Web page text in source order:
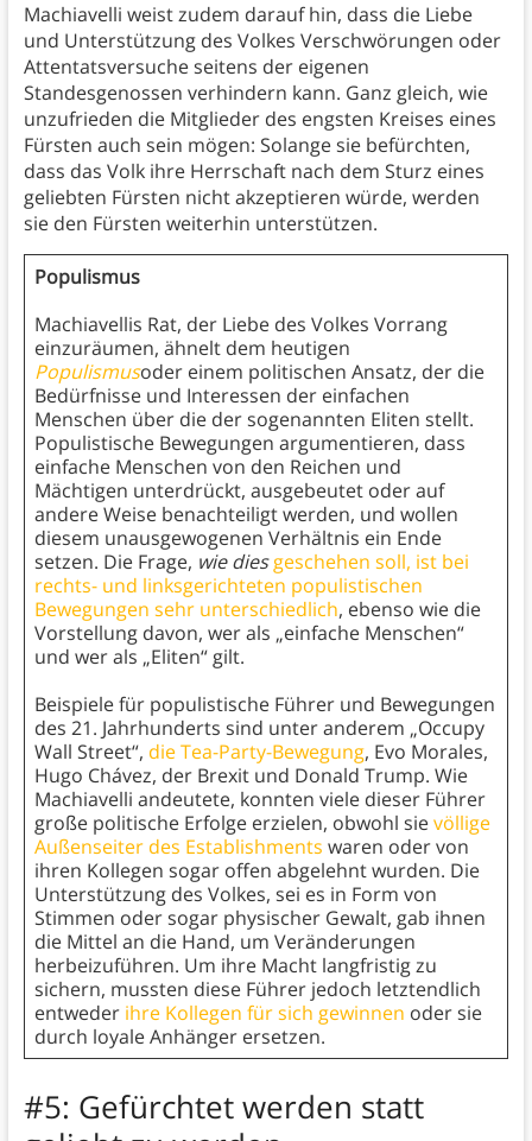
Machiavelli weist zudem darauf hin, dass die Liebe
und Unterstützung des Volkes Verschwörungen oder
Attentatsversuche seitens der eigenen
Standesgenossen verhindern kann. Ganz gleich, wie
unzufrieden die Mitglieder des engsten Kreises eines
Fürsten auch sein mögen: Solange sie befürchten,
dass das Volk ihre Herrschaft nach dem Sturz eines
geliebten Fürsten nicht akzeptieren würde, werden
sie den Fürsten weiterhin unterstützen.
Populismus
Machiavellis Rat, der Liebe des Volkes Vorrang
einzuräumen, ähnelt dem heutigen
Populismusoder einem politischen Ansatz, der die
Bedürfnisse und Interessen der einfachen
Menschen über die der sogenannten Eliten stellt.
Populistische Bewegungen argumentieren, dass
einfache Menschen von den Reichen und
Mächtigen unterdrückt, ausgebeutet oder auf
andere Weise benachteiligt werden, und wollen
diesem unausgewogenen Verhältnis ein Ende
setzen. Die Frage, wie diesgeschehen soll, ist bei
rechts- und linksgerichteten populistischen
Bewegungen sehr unterschiedlich, ebenso wie die
Vorstellung davon, wer als „einfache Menschen“
und wer als „Eliten“ gilt.
Beispiele für populistische Führer und Bewegungen
des 21. Jahrhunderts sind unter anderem „Occupy
Wall Street“, die Tea-Party-Bewegung, Evo Morales,
Hugo Chávez, der Brexit und Donald Trump. Wie
Machiavelli andeutete, konnten viele dieser Führer
große politische Erfolge erzielen, obwohl sievöllige
Außenseiter des Establishments waren oder von
ihren Kollegen sogar offen abgelehnt wurden. Die
Unterstützung des Volkes, sei es in Form von
Stimmen oder sogar physischer Gewalt, gab ihnen
die Mittel an die Hand, um Veränderungen
herbeizuführen. Um ihre Macht langfristig zu
sichern, mussten diese Führer jedoch letztendlich
entweder ihre Kollegen für sich gewinnen oder sie
durch loyale Anhänger ersetzen.
#5: Gefürchtet werden statt